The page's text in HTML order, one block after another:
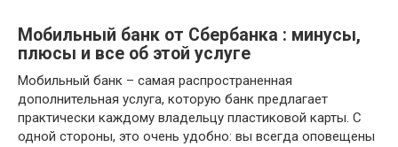
Мобильный банк от Сбербанка : минусы,
плюсы и все об этой услуге
Мобильный банк – самая распространенная
дополнительная услуга, которую банк предлагает
практически каждому владельцу пластиковой карты. С
одной стороны, это очень удобно: вы всегда оповещены